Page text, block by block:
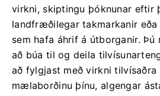
virkni, skiptingu þóknunar eftir
landfræðilegar takmarkanir
sem hafa áhrif á útborganir.
að búa til og deila
að fylgjast með virkni tilvísaðra
mælaborðinu þínu, algengar